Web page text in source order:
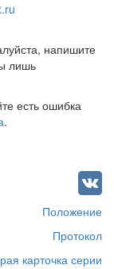
напишите
лишь
есть ошибка
.
Положение
Протокол
карточка серии